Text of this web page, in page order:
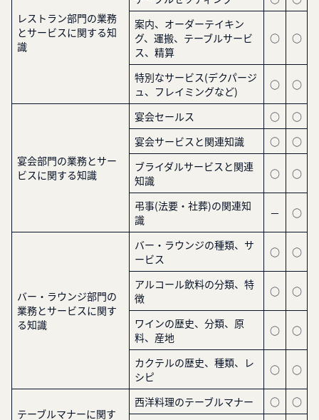
レストラン部門の業務
とサービスに関する知
識
案内、オーダーテイキン
グ、運搬、テーブルサービ
ス、精算
○ ○
特別なサービス(デクパージ
ュ、フレイミングなど)
○ ○
宴会部門の業務とサー
ビスに関する知識
宴会セールス ○
○
宴会サービスと関連知識
○
○
ブライダルサービスと関連
知識
○ ○
弔事(法要・社葬)の関連知
識
－ ○
バー・ラウンジ部門の
業務とサービスに関す
る知識
バー・ラウンジの種類、サ
ービス
○ ○
アルコール飲料の分類、特
徴
○ ○
ワインの歴史、分類、原
料、産地
○ ○
カクテルの歴史、種類、レ
シピ
○ ○
テーブルマナーに関す
西洋料理のテーブルマナー ○
○